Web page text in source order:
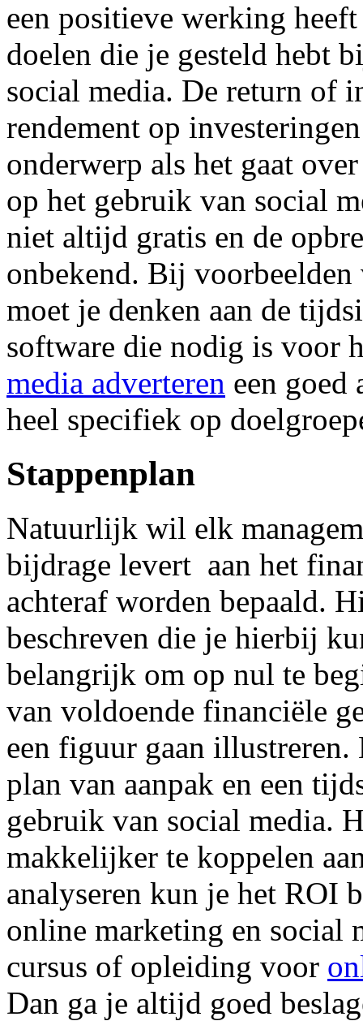
een positieve werking
doelen die je gesteld hebt
social media. De return of
rendement op
onderwerp als het gaat
op het gebruik van social
niet altijd gratis en de
onbekend. Bij
moet je denken aan de
software die nodig is voor
media adverteren een goed
heel specifiek op
Stappenplan
Natuurlijk wil elk
bijdrage levert aan het
achteraf worden bepaald.
beschreven die je hierbij
belangrijk om op nul te
van voldoende financiële
een figuur gaan illustreren.
plan van aanpak en een
gebruik van social media.
makkelijker te koppelen
analyseren kun je het ROI
online marketing en social
cursus of opleiding voor
Dan ga je altijd goed